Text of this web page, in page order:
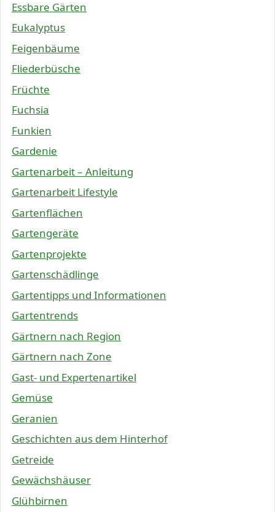
Essbare Gärten
Eukalyptus
Feigenbäume
Fliederbüsche
Früchte
Fuchsia
Funkien
Gardenie
Gartenarbeit – Anleitung
Gartenarbeit Lifestyle
Gartenflächen
Gartengeräte
Gartenprojekte
Gartenschädlinge
Gartentipps und Informationen
Gartentrends
Gärtnern nach Region
Gärtnern nach Zone
Gast- und Expertenartikel
Gemüse
Geranien
Geschichten aus dem Hinterhof
Getreide
Gewächshäuser
Glühbirnen